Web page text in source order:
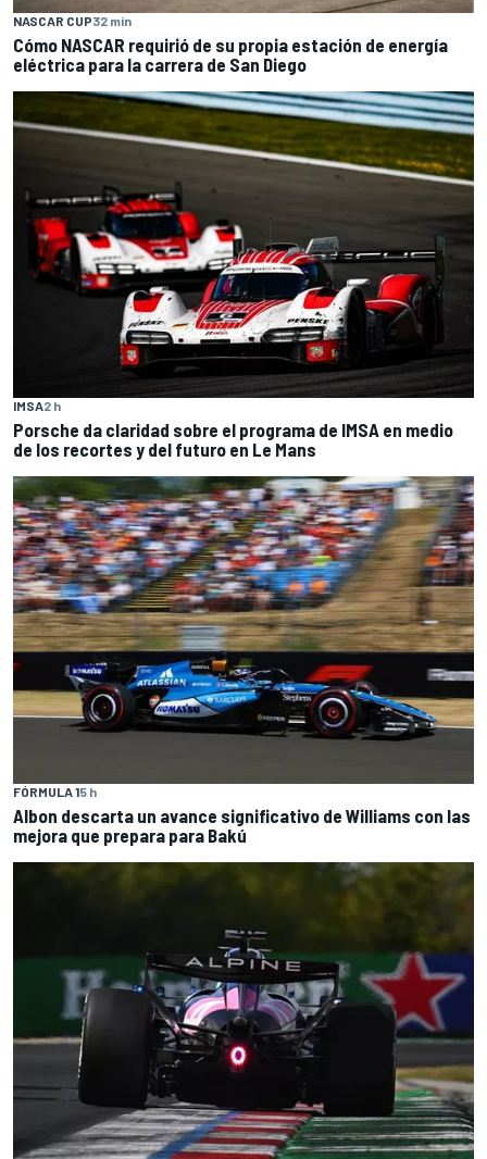
NASCAR CUP32 min
Cómo NASCAR requirió de su propia estación de energía
eléctrica para la carrera de San Diego
IMSA2 h
Porsche da claridad sobre el programa de IMSA en medio
de los recortes y del futuro en Le Mans
FÓRMULA 15 h
Albon descarta un avance significativo de Williams con las
mejora que prepara para Bakú